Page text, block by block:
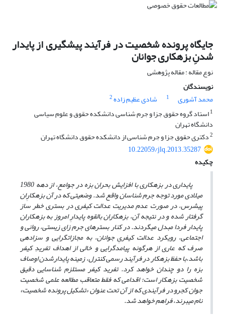
جایگاه پرونده شخصیت در فرآیند پیشگیری از پایدار
شدنِ بزهکاری جوانان
نوع مقاله : مقاله پژوهشی
نویسندگان
محمد آشوری
1 شادی عظیم زاده2
1استاد گروه حقوق جزا و جرم شناسی دانشکده حقوق و علوم سیاسی
دانشگاه تهران
2دکتری حقوق جزا و جرم شناسی از دانشکده حقوق دانشگاه تهران
10.22059/jlq.2013.35287
چکیده
پایداری در بزهکاری با افزایش بحران بزه در جوامع، از دهه 1980
میلادی مورد توجه جرم شناسان واقع شد. وضعیتی که در آن بزهکارِان
پیش­رس، در صورت عدم مدیریت عدالت کیفری در بستری خطر ساز
گرفتار شده و در نتیجه آن، بزهکاران بالقوه پایدارِ امروز به بزهکاران
پایدار فردا مبدل می­گردند. در کنار بسترهای جرم زای زیستی، روانی و
اجتماعی، رویکرد عدالت کیفریِ جوانان، به مجازات­گرایی و سزادهی
صرف که عاری از هرگونه پیامدگرایی و خالی از اهداف تفریدِ کیفر
باشد،با حفظ بزهکار در فرآیند رسمی کنترل، زمینه پایدارشدن اوصاف
بزه را دو چندان خواهد کرد. تفرید کیفر مستلزم شناسایی دقیق
شخصیت بزهکار است؛ اقدامی که فقط متعاقب مطالعه علمی شخصیت
جوان کجرو در فرآیندی که از آن تحت عنوان «تشکیل پرونده شخصیت»
نام می­برند، فراهم خواهد شد.